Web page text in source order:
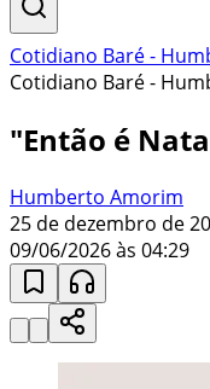
Cotidiano Baré -
Cotidiano Baré -
"Então é
Humberto Amorim
25 de dezembro de
09/06/2026 às 04:29